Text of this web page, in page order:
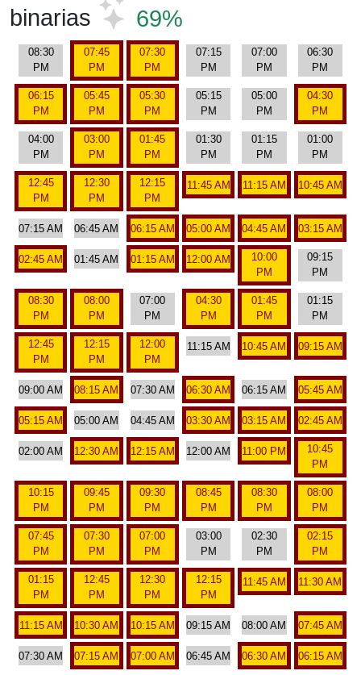
binarias
69%
08:30
PM
07:45
PM
07:30
PM
07:15
PM
07:00
PM
06:30
PM
06:15
PM
05:45
PM
05:30
PM
05:15
PM
05:00
PM
04:30
PM
04:00
PM
03:00
PM
01:45
PM
01:30
PM
01:15
PM
01:00
PM
12:45
PM
12:30
PM
12:15
PM
11:45 AM 11:15 AM 10:45 AM
07:15 AM 06:45 AM 06:15 AM 05:00 AM 04:45 AM 03:15 AM
02:45 AM 01:45 AM 01:15 AM 12:00 AM
10:00
PM
09:15
PM
08:30
PM
08:00
PM
07:00
PM
04:30
PM
01:45
PM
01:15
PM
12:45
PM
12:15
PM
12:00
PM
11:15 AM 10:45 AM 09:15 AM
09:00 AM 08:15 AM 07:30 AM 06:30 AM 06:15 AM 05:45 AM
05:15 AM 05:00 AM 04:45 AM 03:30 AM 03:15 AM 02:45 AM
02:00 AM 12:30 AM 12:15 AM 12:00 AM 11:00 PM
10:45
PM
10:15
PM
09:45
PM
09:30
PM
08:45
PM
08:30
PM
08:00
PM
07:45
PM
07:30
PM
07:00
PM
03:00
PM
02:30
PM
02:15
PM
01:15
PM
12:45
PM
12:30
PM
12:15
PM
11:45 AM 11:30 AM
11:15 AM 10:30 AM 10:15 AM 09:15 AM 08:00 AM 07:45 AM
07:30 AM 07:15 AM 07:00 AM 06:45 AM 06:30 AM 06:15 AM